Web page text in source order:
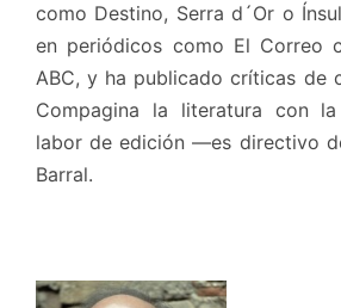
como Destino, Serra d´Or o
en periódicos como El Correo
ABC, y ha publicado críticas de
Compagina la literatura con
labor de edición —es directivo
Barral.